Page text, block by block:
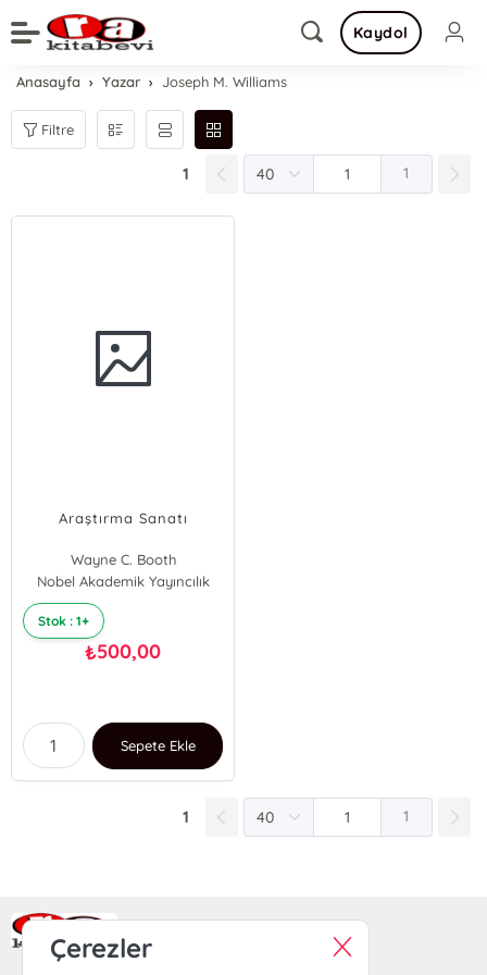
Kaydol
Anasayfa Yazar Joseph M. Williams
Filtre
1 1
Araştırma Sanatı
Wayne C. Booth
Joseph M. Williams
Gregory G. Colomb
Nobel Akademik Yayıncılık
Stok : 1+
₺500,00
Sepete Ekle
1 1
Ra Yayın Kitabevi
Çerezler